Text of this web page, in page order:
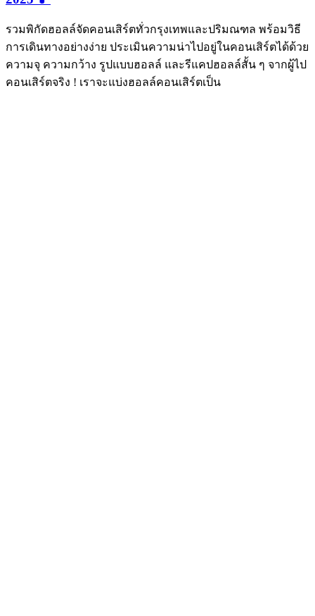
รวมพิกัดฮอลล์จัดคอนเสิร์ตทั่วกรุงเทพและปริมณฑล พร้อมวิธี
การเดินทางอย่างง่าย ประเมินความน่าไปอยู่ในคอนเสิร์ตได้ด้วย
ความจุ ความกว้าง รูปแบบฮอลล์ และรีแคปฮอลล์สั้น ๆ จากผู้ไป
คอนเสิร์ตจริง ! เราจะแบ่งฮอลล์คอนเสิร์ตเป็น